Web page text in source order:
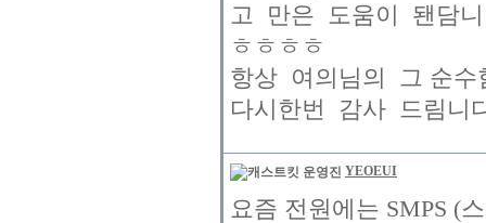
고 만은 도움이 됀담
ㅎㅎㅎㅎ
항상 여의님의 그 순
다시한번 감사 드림
YEOEUI
요즘 전원에는 SMPS (